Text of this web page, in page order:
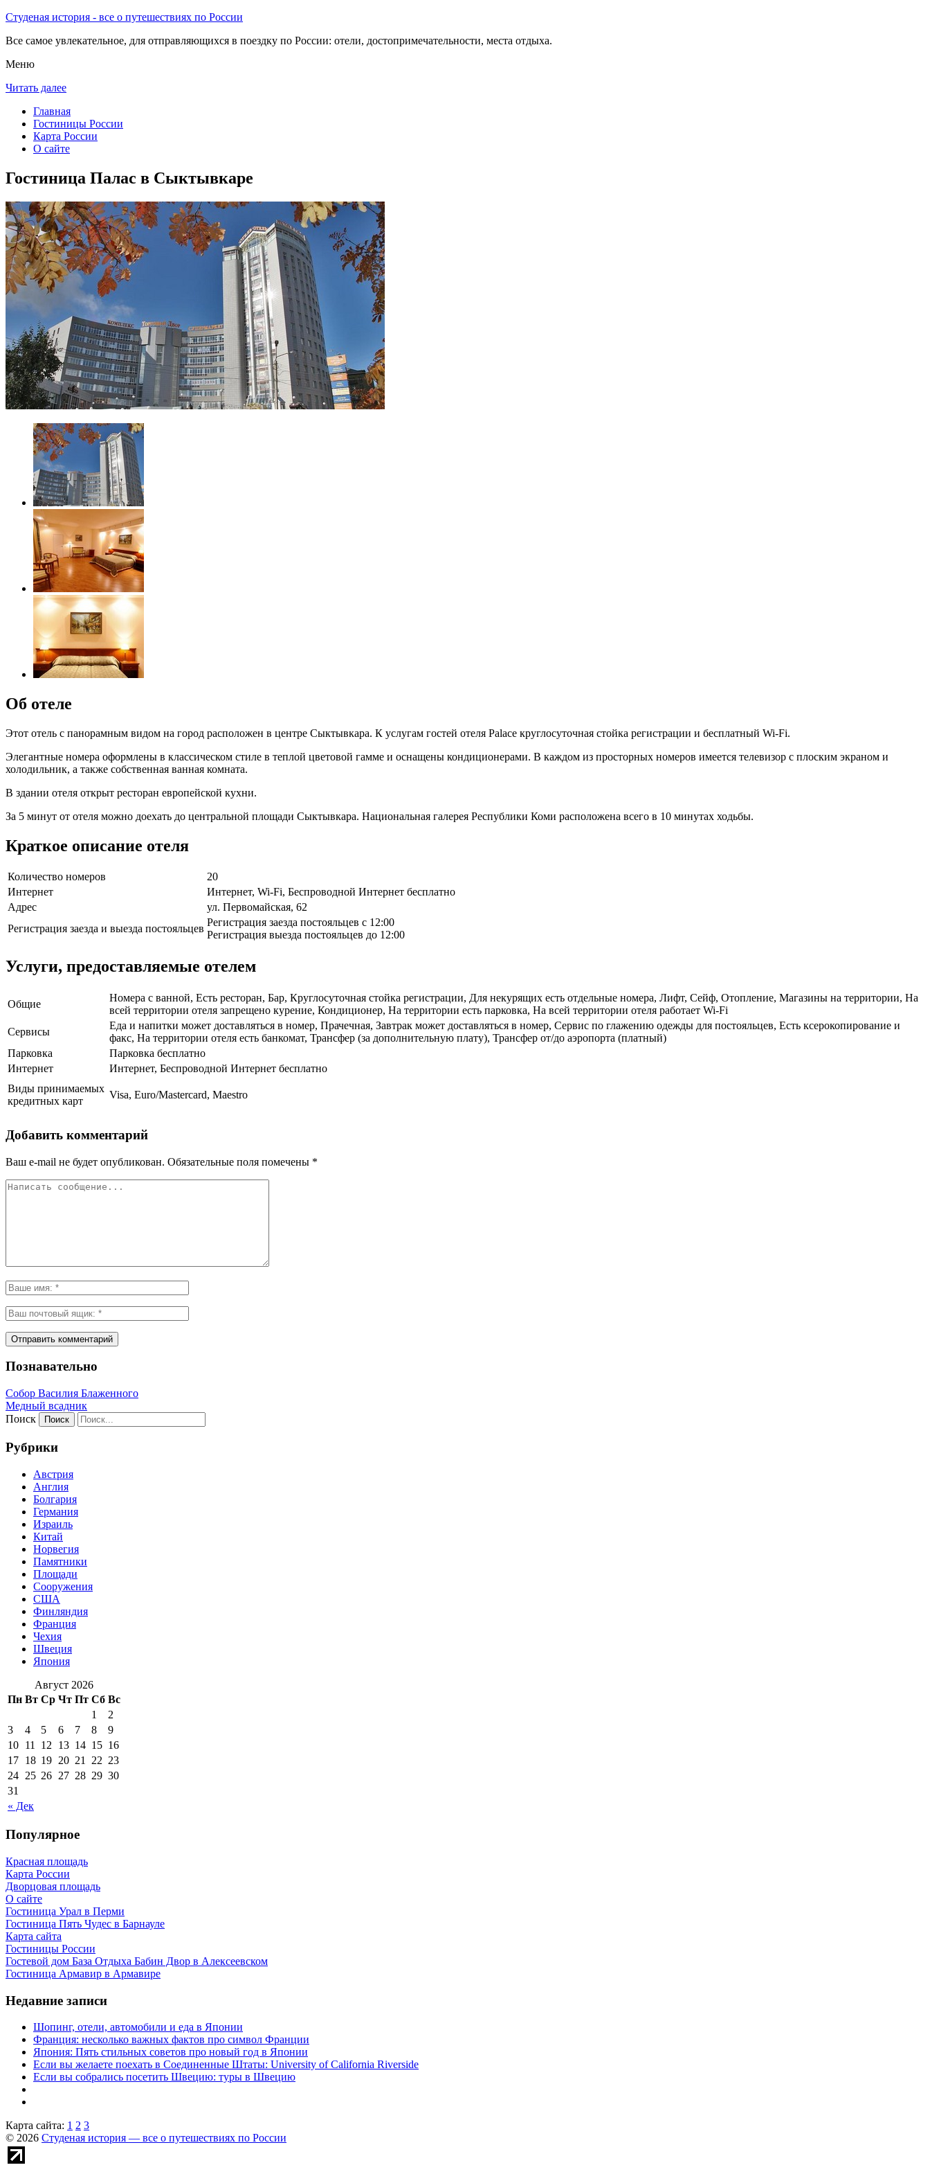
Студеная история - все о путешествиях по России
Все самое увлекательное, для отправляющихся в поездку по России: отели, достопримечательности, места отдыха.
Меню
Читать далее
Главная
Гостиницы России
Карта России
О сайте
Гостиница Палас в Сыктывкаре
Об отеле
Этот отель c панорамным видом на город расположен в центре Сыктывкара. К услугам гостей отеля Palace круглосуточная стойка регистрации и бесплатный Wi-Fi.
Элегантные номера оформлены в классическом стиле в теплой цветовой гамме и оснащены кондиционерами. В каждом из просторных номеров имеется телевизор с плоским экраном и
холодильник, а также собственная ванная комната.
В здании отеля открыт ресторан европейской кухни.
За 5 минут от отеля можно доехать до центральной площади Сыктывкара. Национальная галерея Республики Коми расположена всего в 10 минутах ходьбы.
Краткое описание отеля
Количество номеров
20
Интернет
Интернет, Wi-Fi, Беспроводной Интернет бесплатно
Адрес
ул. Первомайская, 62
Регистрация заезда и выезда постояльцев
Регистрация заезда постояльцев с 12:00
Регистрация выезда постояльцев до 12:00
Услуги, предоставляемые отелем
Общие
Номера с ванной, Есть ресторан, Бар, Круглосуточная стойка регистрации, Для некурящих есть отдельные номера, Лифт, Сейф, Отопление, Магазины на территории, На
всей территории отеля запрещено курение, Кондиционер, На территории есть парковка, На всей территории отеля работает Wi-Fi
Сервисы
Еда и напитки может доставляться в номер, Прачечная, Завтрак может доставляться в номер, Сервис по глажению одежды для постояльцев, Есть ксерокопирование и
факс, На территории отеля есть банкомат, Трансфер (за дополнительную плату), Трансфер от/до аэропорта (платный)
Парковка
Парковка бесплатно
Интернет
Интернет, Беспроводной Интернет бесплатно
Виды принимаемых
кредитных карт
Visa, Euro/Mastercard, Maestro
Добавить комментарий
Ваш e-mail не будет опубликован. Обязательные поля помечены *
Познавательно
Собор Василия Блаженного
Медный всадник
Поиск
Рубрики
Австрия
Англия
Болгария
Германия
Израиль
Китай
Норвегия
Памятники
Площади
Сооружения
США
Финляндия
Франция
Чехия
Швеция
Япония
Август 2026
Пн Вт Ср Чт Пт Сб Вс
« Дек
1
2
3
4 5 6 7 8
9
10 11 12 13 14 15 16
17 18 19 20 21 22 23
24 25 26 27 28 29 30
31
Популярное
Красная площадь
Карта России
Дворцовая площадь
О сайте
Гостиница Урал в Перми
Гостиница Пять Чудес в Барнауле
Карта сайта
Гостиницы России
Гостевой дом База Отдыха Бабин Двор в Алексеевском
Гостиница Армавир в Армавире
Недавние записи
Шопинг, отели, автомобили и еда в Японии
Франция: несколько важных фактов про символ Франции
Япония: Пять стильных советов про новый год в Японии
Если вы желаете поехать в Соединенные Штаты: University of California Riverside
Если вы собрались посетить Швецию: туры в Швецию
Карта сайта: 1 2 3
© 2026 Студеная история — все о путешествиях по России